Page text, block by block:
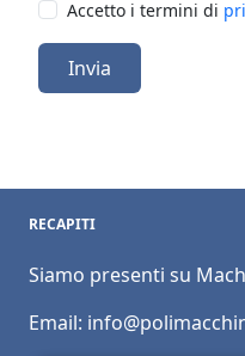
Accetto i termini di
Invia
RECAPITI
Siamo presenti su
Email: